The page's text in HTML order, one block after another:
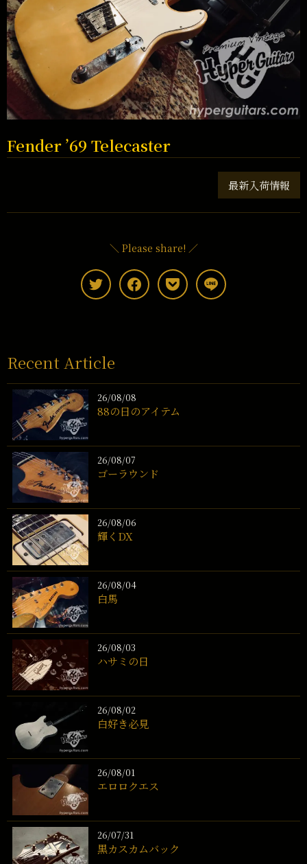
Fender ’69 Telecaster
最新入荷情報
＼ Please share! ／
Recent Article
26/08/08
88の日のアイテム
26/08/07
ゴーラウンド
26/08/06
輝くDX
26/08/04
白馬
26/08/03
ハサミの日
26/08/02
白好き必見
26/08/01
エロロクエス
26/07/31
黒カスカムバック